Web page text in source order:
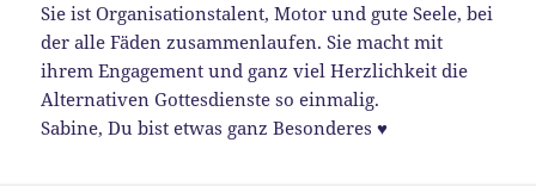
Sie ist Organisationstalent, Motor und gute Seele, bei
der alle Fäden zusammenlaufen. Sie macht mit
ihrem Engagement und ganz viel Herzlichkeit die
Alternativen Gottesdienste so einmalig.
Sabine, Du bist etwas ganz Besonderes ♥